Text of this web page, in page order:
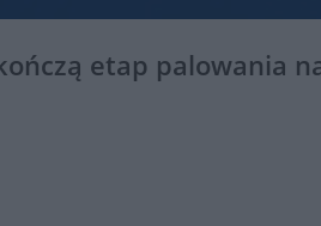
etap palowania